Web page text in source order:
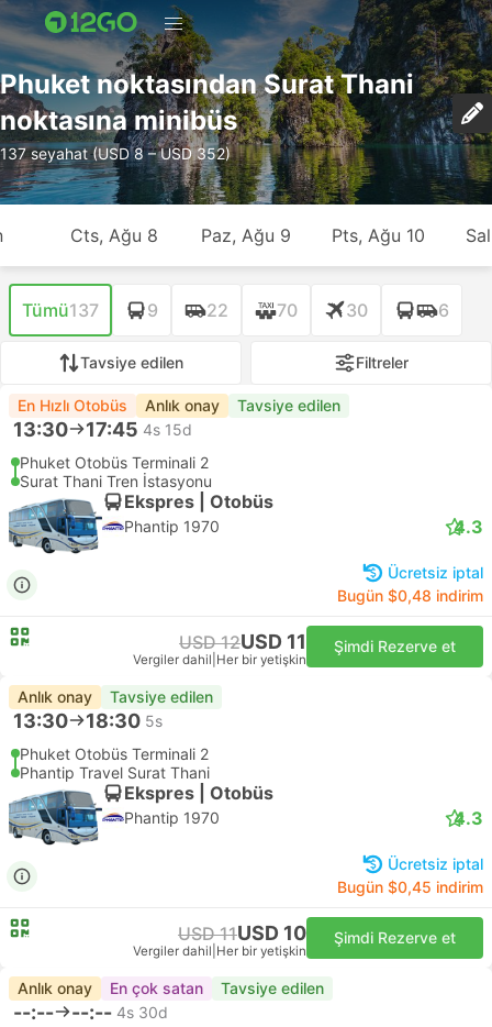
Phuket noktasından Surat Thani
noktasına minibüs
137 seyahat (USD 8 – USD 352)
Cts, Ağu 8 Paz, Ağu 9 Pts, Ağu 10
Tümü137 9 22 70 30 6
Tavsiye edilen Filtreler
En Hızlı Otobüs Anlık onay Tavsiye edilen
13:30 17:45 4s 15d
Phuket Otobüs Terminali 2
Surat Thani Tren İstasyonu
Ekspres | Otobüs
Phantip 1970 4.3
Ücretsiz iptal
Bugün $0,48 indirim
USD 12USD 11
Vergiler dahil Her bir yetişkin
Şimdi Rezerve et
Anlık onay Tavsiye edilen
13:30 18:30 5s
Phuket Otobüs Terminali 2
Phantip Travel Surat Thani
Ekspres | Otobüs
Phantip 1970 4.3
Ücretsiz iptal
Bugün $0,45 indirim
USD 11USD 10
Vergiler dahil Her bir yetişkin
Şimdi Rezerve et
Anlık onay En çok satan Tavsiye edilen
--:-- --:-- 4s 30d